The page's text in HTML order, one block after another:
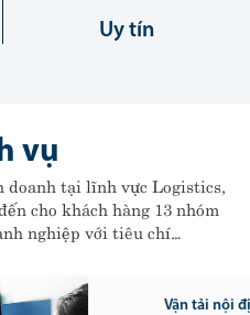
Uy tín
vụ
doanh tại lĩnh vực Logistics,
cho khách hàng 13 nhóm
nghiệp với tiêu chí
Vận tải nội địa